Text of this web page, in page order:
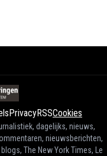
PrivacyRSSCookies
dagelijks, nieuws,
nieuwsberichten,
The New York Times, Le